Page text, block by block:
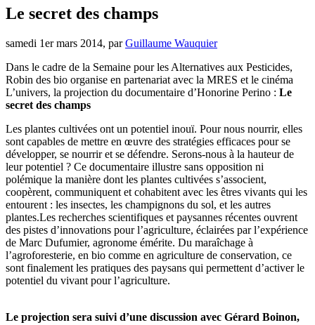
Le secret des champs
samedi 1er mars 2014, parGuillaume Wauquier
Dans le cadre de la Semaine pour les Alternatives aux Pesticides,
Robin des bio organise en partenariat avec la MRES et le cinéma
L’univers, la projection du documentaire d’Honorine Perino : Le
secret des champs
Les plantes cultivées ont un potentiel inouï. Pour nous nourrir, elles
sont capables de mettre en œuvre des stratégies efficaces pour se
développer, se nourrir et se défendre. Serons-nous à la hauteur de
leur potentiel ? Ce documentaire illustre sans opposition ni
polémique la manière dont les plantes cultivées s’associent,
coopèrent, communiquent et cohabitent avec les êtres vivants qui les
entourent : les insectes, les champignons du sol, et les autres
plantes.Les recherches scientifiques et paysannes récentes ouvrent
des pistes d’innovations pour l’agriculture, éclairées par l’expérience
de Marc Dufumier, agronome émérite. Du maraîchage à
l’agroforesterie, en bio comme en agriculture de conservation, ce
sont finalement les pratiques des paysans qui permettent d’activer le
potentiel du vivant pour l’agriculture.
Le projection sera suivi d’une discussion avec Gérard Boinon,